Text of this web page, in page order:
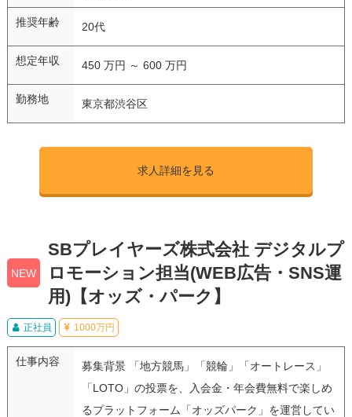
推奨年齢 20代
想定年収 450 万円 ～ 600 万円
勤務地 東京都渋谷区
求人詳細を見る
NEW
SBプレイヤーズ株式会社 デジタルプ
ロモーション担当(WEB広告・SNS運
用)【オッズ・パーク】
正社員 1000万円
仕事内容
募集背景 「地方競馬」「競輪」「オートレース」
「LOTO」の投票を、入会金・年会費無料で楽しめ
るプラットフォーム「オッズパーク」を運営してい